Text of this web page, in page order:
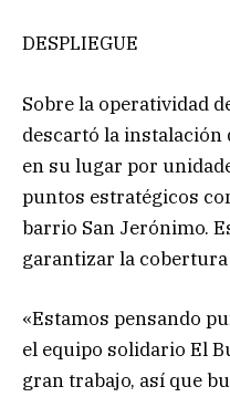
DESPLIEGUE
Sobre la operatividad
descartó la instalación
en su lugar por
puntos estratégicos
barrio San Jerónimo.
garantizar la
«Estamos pensando
el equipo solidario El
gran trabajo, así que